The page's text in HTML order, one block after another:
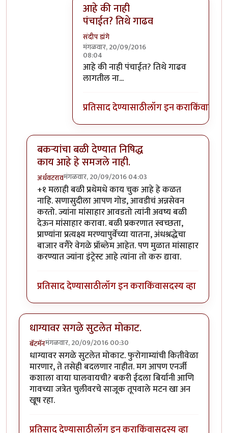
आहे की नाही
पंचाईत? तिथे गाढव
संदीप डांगे
मंगळवार, 20/09/2016
08:04
In reply toवाईट मानून घेऊ नका गाढवाच्या
आहे की नाही पंचाईत? तिथे गाढव
लागतील ना...
प्रतिसाद देण्यासाठीलॉग इन कराकिंवा
बकऱ्यांचा बळी देण्यात निषिद्ध
काय आहे हे समजले नाही.
अर्धवटरावमंगळवार, 20/09/2016 04:03
In reply toबकऱ्यांचा बळीbyआजानुकर्ण
+१ मलाही बळी प्रथेमधे काय चुक आहे हे कळत
नाहि. सणासुदीला आपण गोड, आवडीचं अन्नसेवन
करतो. ज्यांना मांसाहार आवडतो त्यांनी अवष्य बळी
देऊन मांसाहार करावा. बळी प्रकरणात स्वच्छता,
प्राण्यांना प्रत्यक्ष्य मरण्यापुर्वेच्या यातना, अंधश्रद्धेचा
बाजार वगैरे वेगळे प्रॉब्लेम आहेत. पण मुळात मांसाहार
करण्यात ज्यांना इंट्रेस्ट आहे त्यांना तो करु द्यावा.
प्रतिसाद देण्यासाठीलॉग इन कराकिंवासदस्य व्हा
धाग्यावर सगळे सुटलेत मोकाट.
बॅटमॅनमंगळवार, 20/09/2016 00:30
धाग्यावर सगळे सुटलेत मोकाट. फुरोगाम्यांची कितीवेळा
मारणार, ते तसेही बदलणार नाहीत. मग आपण एनर्जी
कशाला वाया घालवायची? बकरी ईदला बिर्यानी आणि
गावच्या जत्रेत चुलीवरचे साजूक तूपवाले मटन खा अन
खूष रहा.
प्रतिसाद देण्यासाठीलॉग इन कराकिंवासदस्य व्हा